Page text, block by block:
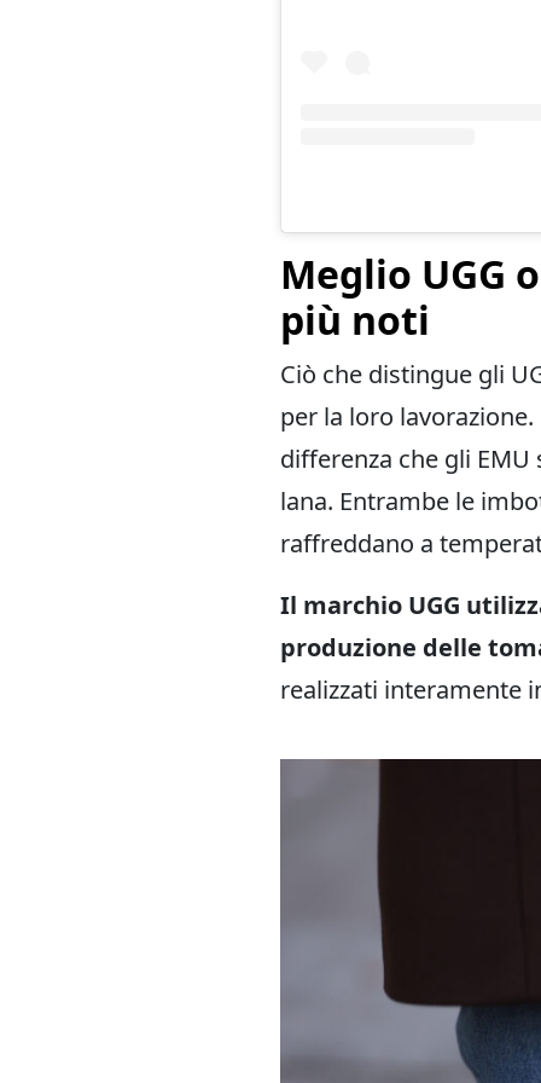
Meglio UGG
più noti
Ciò che distingue gli
per la loro
differenza che gli
lana. Entrambe le
raffreddano a
Il marchio UGG
produzione delle
realizzati interamente